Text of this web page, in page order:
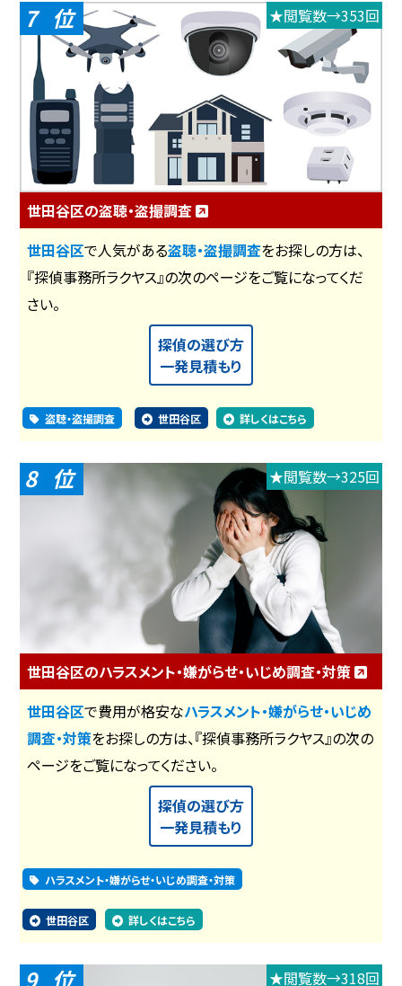
7 ★閲覧数→353回
世田谷区の盗聴・盗撮調査
世田谷区で人気がある盗聴・盗撮調査をお探しの方は、
『探偵事務所ラクヤス』の次のページをご覧になってくだ
さい。
探偵の選び方
一発見積もり
盗聴・盗撮調査 世田谷区 詳しくはこちら
8 ★閲覧数→325回
世田谷区のハラスメント・嫌がらせ・いじめ調査・対策
世田谷区で費用が格安なハラスメント・嫌がらせ・いじめ
調査・対策をお探しの方は、『探偵事務所ラクヤス』の次の
ページをご覧になってください。
探偵の選び方
一発見積もり
ハラスメント・嫌がらせ・いじめ調査・対策
世田谷区 詳しくはこちら
9 ★閲覧数→318回